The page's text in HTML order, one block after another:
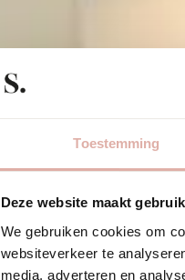
Toestemming
Deze website maakt
We gebruiken cookies om
websiteverkeer te
media, adverteren en